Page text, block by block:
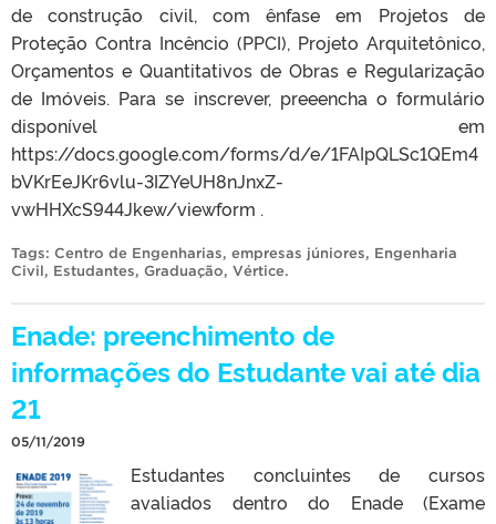
de construção civil, com ênfase em Projetos de
Proteção Contra Incêncio (PPCI), Projeto Arquitetônico,
Orçamentos e Quantitativos de Obras e Regularização
de Imóveis. Para se inscrever, preeencha o formulário
disponível em
https://docs.google.com/forms/d/e/1FAIpQLSc1QEm4
bVKrEeJKr6vlu-3IZYeUH8nJnxZ-
vwHHXcS944Jkew/viewform .
Tags: Centro de Engenharias, empresas júniores, Engenharia
Civil, Estudantes, Graduação, Vértice.
Enade: preenchimento de
informações do Estudante vai até dia
21
05/11/2019
Estudantes concluintes de cursos
avaliados dentro do Enade (Exame